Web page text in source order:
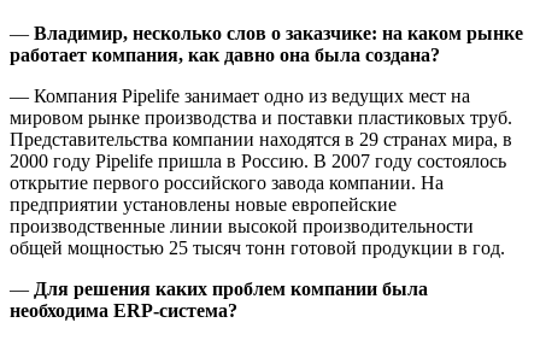
— Владимир, несколько слов о заказчике: на каком рынке
работает компания, как давно она была создана?
— Компания Pipelife занимает одно из ведущих мест на
мировом рынке производства и поставки пластиковых труб.
Представительства компании находятся в 29 странах мира, в
2000 году Pipelife пришла в Россию. В 2007 году состоялось
открытие первого российского завода компании. На
предприятии установлены новые европейские
производственные линии высокой производительности
общей мощностью 25 тысяч тонн готовой продукции в год.
— Для решения каких проблем компании была
необходима ERP-система?